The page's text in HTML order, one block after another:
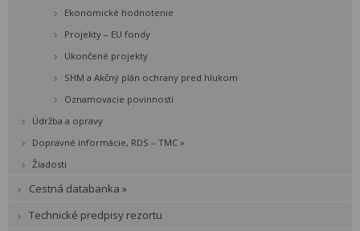
Ekonomické hodnotenie
Projekty – EU fondy
Ukončené projekty
SHM a Akčný plán ochrany pred hlukom
Oznamovacie povinnosti
Údržba a opravy
Dopravné informácie, RDS – TMC »
Žiadosti
Cestná databanka »
Technické predpisy rezortu